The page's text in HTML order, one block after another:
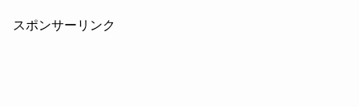
スポンサーリンク